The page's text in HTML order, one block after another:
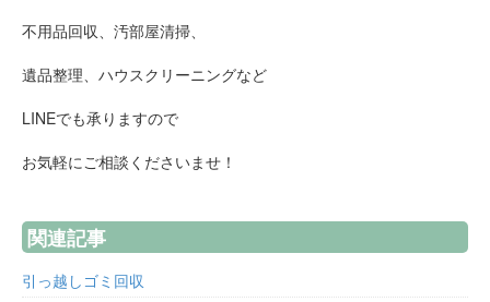
不用品回収、汚部屋清掃、
遺品整理、ハウスクリーニングなど
LINEでも承りますので
お気軽にご相談くださいませ！
関連記事
引っ越しゴミ回収